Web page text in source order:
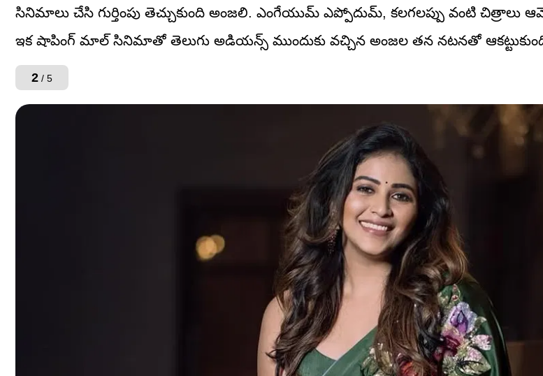
సినిమాలు చేసి గుర్తింపు తెచ్చుకుంది అంజలి. ఎంగేయుమ్ ఎప్పోదుమ్, కలగలప్పు వంటి చిత్రాలు
ఇక షాపింగ్ మాల్ సినిమాతో తెలుగు అడియన్స్ ముందుకు వచ్చిన అంజల తన నటనతో
2 / 5